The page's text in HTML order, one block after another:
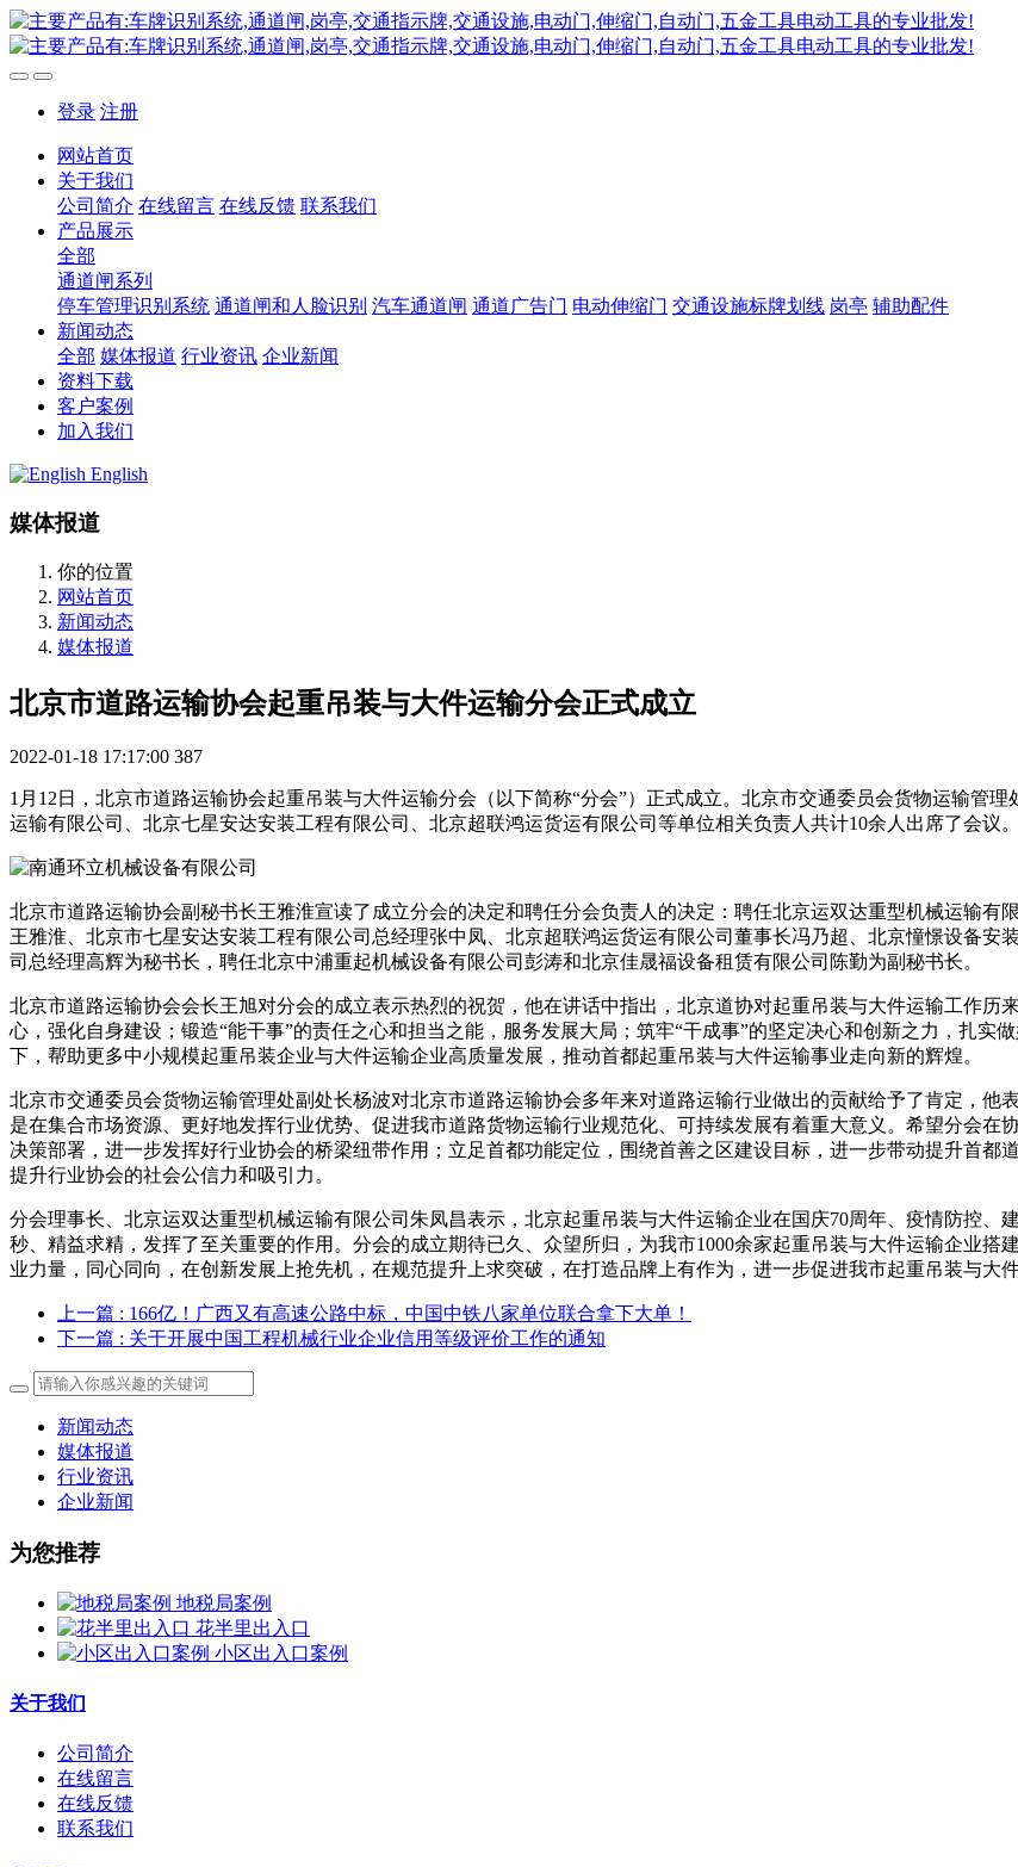
登录 注册
网站首页
关于我们
公司简介 在线留言 在线反馈 联系我们
产品展示
全部
通道闸系列
停车管理识别系统 通道闸和人脸识别 汽车通道闸 通道广告门 电动伸缩门 交通设施标牌划线 岗亭 辅助配件
新闻动态
全部 媒体报道 行业资讯 企业新闻
资料下载
客户案例
加入我们
English
媒体报道
你的位置
网站首页
新闻动态
媒体报道
北京市道路运输协会起重吊装与大件运输分会正式成立
2022-01-18 17:17:00 387
1月12日，北京市道路运输协会起重吊装与大件运输分会（以下简称“分会”）正式成立。北京市交通委员会货物运输管
运输有限公司、北京七星安达安装工程有限公司、北京超联鸿运货运有限公司等单位相关负责人共计10余人出席了会议
北京市道路运输协会副秘书长王雅淮宣读了成立分会的决定和聘任分会负责人的决定：聘任北京运双达重型机械运输
王雅淮、北京市七星安达安装工程有限公司总经理张中凤、北京超联鸿运货运有限公司董事长冯乃超、北京憧憬设备
司总经理高辉为秘书长，聘任北京中浦重起机械设备有限公司彭涛和北京佳晟福设备租赁有限公司陈勤为副秘书长。
北京市道路运输协会会长王旭对分会的成立表示热烈的祝贺，他在讲话中指出，北京道协对起重吊装与大件运输工作历
心，强化自身建设；锻造“能干事”的责任之心和担当之能，服务发展大局；筑牢“干成事”的坚定决心和创新之力，扎实
下，帮助更多中小规模起重吊装企业与大件运输企业高质量发展，推动首都起重吊装与大件运输事业走向新的辉煌。
北京市交通委员会货物运输管理处副处长杨波对北京市道路运输协会多年来对道路运输行业做出的贡献给予了肯定，他
是在集合市场资源、更好地发挥行业优势、促进我市道路货物运输行业规范化、可持续发展有着重大意义。希望分会在
决策部署，进一步发挥好行业协会的桥梁纽带作用；立足首都功能定位，围绕首善之区建设目标，进一步带动提升首都
提升行业协会的社会公信力和吸引力。
分会理事长、北京运双达重型机械运输有限公司朱凤昌表示，北京起重吊装与大件运输企业在国庆70周年、疫情防控
秒、精益求精，发挥了至关重要的作用。分会的成立期待已久、众望所归，为我市1000余家起重吊装与大件运输企业
业力量，同心同向，在创新发展上抢先机，在规范提升上求突破，在打造品牌上有作为，进一步促进我市起重吊装与大
上一篇 : 166亿！广西又有高速公路中标，中国中铁八家单位联合拿下大单！
下一篇 : 关于开展中国工程机械行业企业信用等级评价工作的通知
新闻动态
媒体报道
行业资讯
企业新闻
为您推荐
地税局案例
花半里出入口
小区出入口案例
关于我们
公司简介
在线留言
在线反馈
联系我们